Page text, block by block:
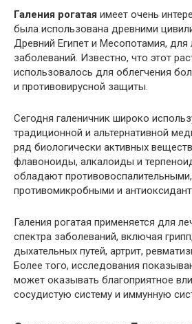
Галения рогатая имеет очень
была использована древними
Древний Египет и Месопотамия, для
заболеваний. Известно, что этот
использовалось для облегчения
и противовирусной защиты.
Сегодня галеничник широко
традиционной и альтернативной
ряд биологически активных
флавоноиды, алкалоиды и
обладают противовоспалительными,
противомикробными и
Галения рогатая применяется для
спектра заболеваний, включая
дыхательных путей, артрит,
Более того, исследования
может оказывать благоприятное
сосудистую систему и иммунную